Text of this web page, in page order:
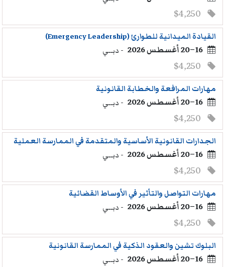
القيادة الميدانية للطوارئ (Emergency Leadership)
16–20 أغسطس 2026 - دبــي
مهارات المرافعة والخطابة القانونية
16–20 أغسطس 2026 - دبــي
الجدارات القانونية الأساسية والمتقدمة في الممارسة العملية
16–20 أغسطس 2026 - دبــي
مهارات التواصل والتأثير في الأوساط القضائية
16–20 أغسطس 2026 - دبــي
البلوك تشين والعقود الذكية في الممارسة القانونية
16–20 أغسطس 2026 - دبــي